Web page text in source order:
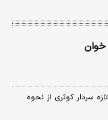
خوان
سردار کوثری از نحوه